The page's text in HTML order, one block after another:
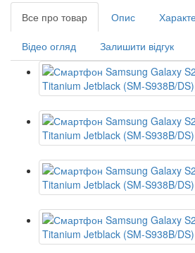
Все про товар Опис
Відео огляд Залишити відгук